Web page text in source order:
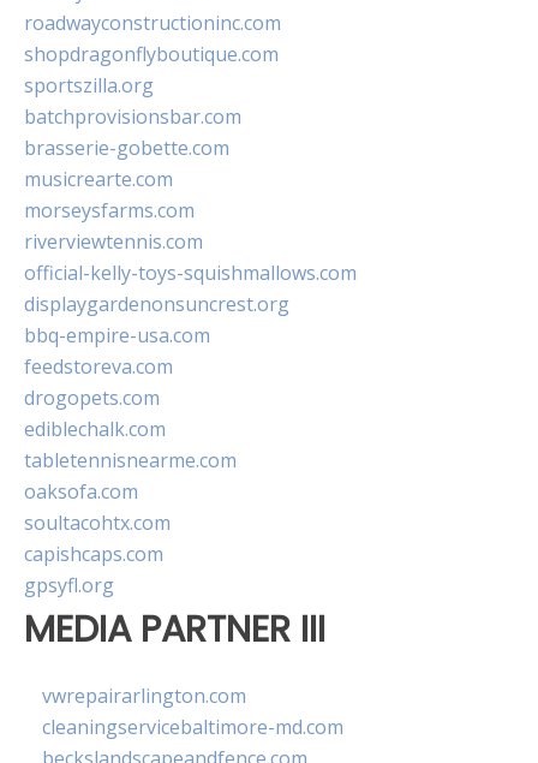
roadwayconstructioninc.com
shopdragonflyboutique.com
sportszilla.org
batchprovisionsbar.com
brasserie-gobette.com
musicrearte.com
morseysfarms.com
riverviewtennis.com
official-kelly-toys-squishmallows.com
displaygardenonsuncrest.org
bbq-empire-usa.com
feedstoreva.com
drogopets.com
ediblechalk.com
tabletennisnearme.com
oaksofa.com
soultacohtx.com
capishcaps.com
gpsyfl.org
MEDIA PARTNER III
vwrepairarlington.com
cleaningservicebaltimore-md.com